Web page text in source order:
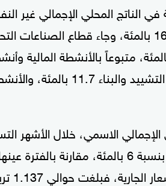
الناتج المحلي الإجمالي غير
التجارة المرتبة الأولى بنسبة مساهمة بلغت 16.5 بالمئة، وجاء
من حيث نسبة المساهمة بنسبة 15.1 بالمئة، متبوعاً
الاسمي، خلال الأشهر
قيمة